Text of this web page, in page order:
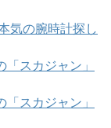
気の腕時計探し
「スカジャン」
「スカジャン」